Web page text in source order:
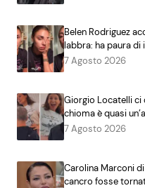
Belen Rodriguez
labbra: ha paura di
7 Agosto 2026
Giorgio Locatelli ci
chioma è quasi
7 Agosto 2026
Carolina Marconi
cancro fosse